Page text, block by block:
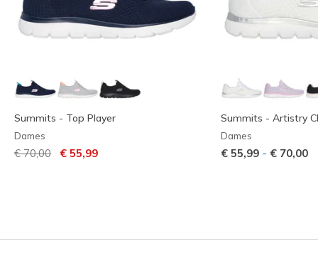
Summits - Top Player
Dames
Prijs verlaagd van
€ 70,00 naar
€ 55,99
Summits - Artistry
Dames
€ 55,99 - € 70,00